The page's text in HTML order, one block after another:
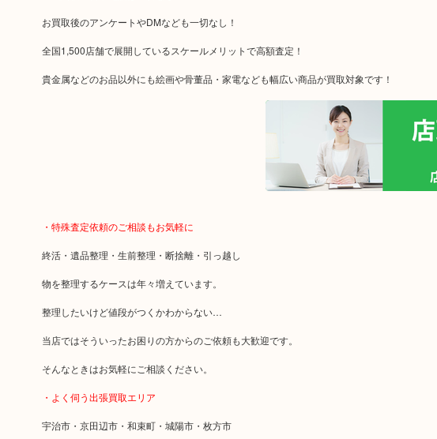
お買取後のアンケートやDMなども一切なし！
全国1,500店舗で展開しているスケールメリットで高額査定！
貴金属などのお品以外にも絵画や骨董品・家電なども幅広い商品が買取対象です！
・特殊査定依頼のご相談もお気軽に
終活・遺品整理・生前整理・断捨離・引っ越し
物を整理するケースは年々増えています。
整理したいけど値段がつくかわからない…
当店ではそういったお困りの方からのご依頼も大歓迎です。
そんなときはお気軽にご相談ください。
・よく伺う出張買取エリア
宇治市・京田辺市・和束町・城陽市・枚方市